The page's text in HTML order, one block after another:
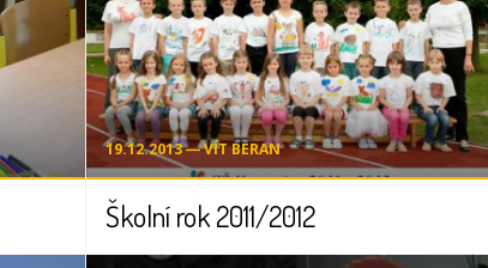
19.12.2013 ― VÍT BERAN
Školní rok 2011/2012